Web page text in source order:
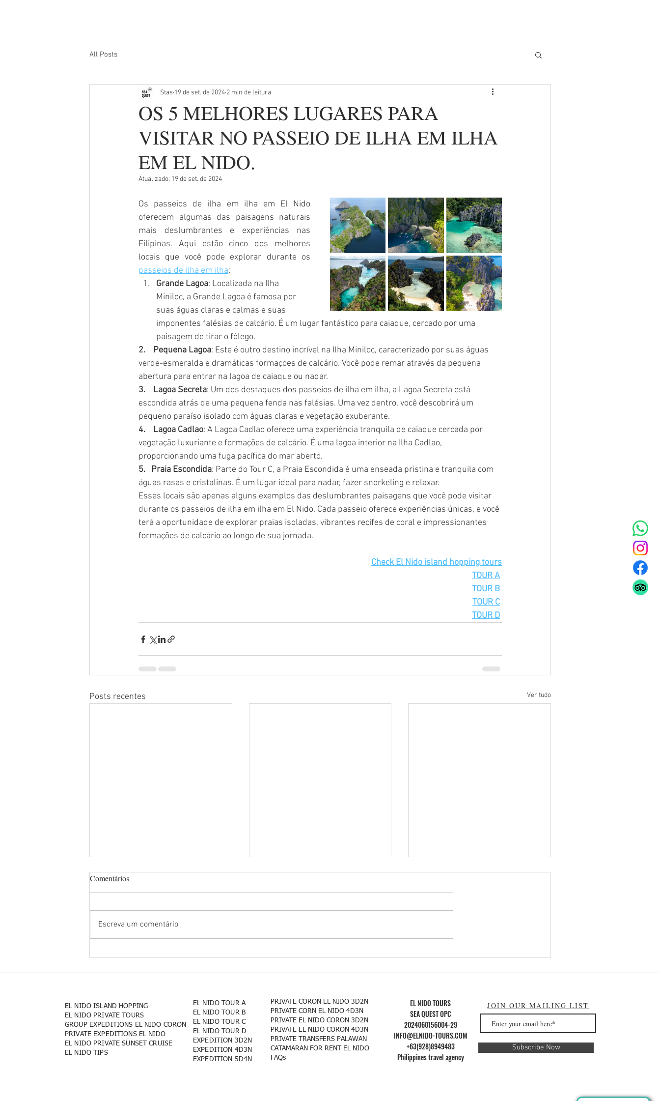
All Posts
OS 5 MELHORES LUGARES PARA
VISITAR NO PASSEIO DE ILHA EM ILHA
EM EL NIDO.
Stas 19 de set. de 2024 2 min de leitura
Atualizado: 19 de set. de 2024
Os passeios de ilha em ilha em El Nido
oferecem algumas das paisagens naturais
mais deslumbrantes e experiências nas
Filipinas. Aqui estão cinco dos melhores
passeios de ilha em ilha:
Grande Lagoa: Localizada na Ilha
Miniloc, a Grande Lagoa é famosa por
suas águas claras e calmas e suas
imponentes falésias de calcário. É um lugar fantástico para caiaque, cercado por uma
paisagem de tirar o fôlego.
2.    Pequena Lagoa: Este é outro destino incrível na Ilha Miniloc, caracterizado por suas águas
verde-esmeralda e dramáticas formações de calcário. Você pode remar através da pequena
abertura para entrar na lagoa de caiaque ou nadar.
3.    Lagoa Secreta: Um dos destaques dos passeios de ilha em ilha, a Lagoa Secreta está
escondida atrás de uma pequena fenda nas falésias. Uma vez dentro, você descobrirá um
pequeno paraíso isolado com águas claras e vegetação exuberante.
4.    Lagoa Cadlao: A Lagoa Cadlao oferece uma experiência tranquila de caiaque cercada por
vegetação luxuriante e formações de calcário. É uma lagoa interior na Ilha Cadlao,
proporcionando uma fuga pacífica do mar aberto.
5.   Praia Escondida: Parte do Tour C, a Praia Escondida é uma enseada pristina e tranquila com
águas rasas e cristalinas. É um lugar ideal para nadar, fazer snorkeling e relaxar.
Esses locais são apenas alguns exemplos das deslumbrantes paisagens que você pode visitar
durante os passeios de ilha em ilha em El Nido. Cada passeio oferece experiências únicas, e você
terá a oportunidade de explorar praias isoladas, vibrantes recifes de coral e impressionantes
formações de calcário ao longo de sua jornada.
Check El Nido island hopping tours
TOUR A
TOUR B
TOUR C
TOUR D
Posts recentes Ver tudo
Pontos turísticos nas Filipinas.
10 coisas para fazer quando você
Comentários
Escreva um comentário
EL NIDO ISLAND HOPPING
EL NIDO PRIVATE TOURS
GROUP EXPEDITIONS EL NIDO CORON
PRIVATE EXPEDITIONS EL NIDO
EL NIDO PRIVATE SUNSET CRUISE
EL NIDO TIPS
EL NIDO TOUR A
EL NIDO TOUR B
EL NIDO TOUR C
EL NIDO TOUR D
EXPEDITION 3D2N
EXPEDITION 4D3N
EXPEDITION 5D4N
PRIVATE CORON EL NIDO 3D2N
PRIVATE CORN EL NIDO 4D3N
PRIVATE EL NIDO CORON 3D2N
PRIVATE EL NIDO CORON 4D3N
PRIVATE TRANSFERS PALAWAN
CATAMARAN FOR RENT EL NIDO
FAQs
EL NIDO TOURS
SEA QUEST OPC
2024060156004-29
INFO@ELNIDO-TOURS.COM
+63(928)8949483
Philippines travel agency
JOIN OUR MAILING LIST
Subscribe Now